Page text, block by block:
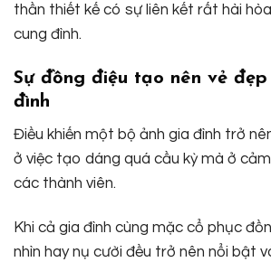
thần thiết kế có sự liên kết rất hài
cung đình.
Sự đồng điệu tạo nên vẻ
đình
Điều khiến một bộ ảnh gia đình trở
ở việc tạo dáng quá cầu kỳ mà ở
các thành viên.
Khi cả gia đình cùng mặc cổ phục
nhìn hay nụ cười đều trở nên nổi bật